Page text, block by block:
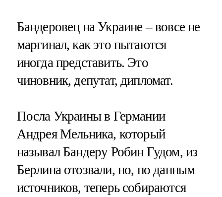
Бандеровец на Украине – вовсе не
маргинал, как это пытаются
иногда представить. Это
чиновник, депутат, дипломат.
Посла Украины в Германии
Андрея Мельника, который
называл Бандеру Робин Гудом, из
Берлина отозвали, но, по данным
источников, теперь собираются